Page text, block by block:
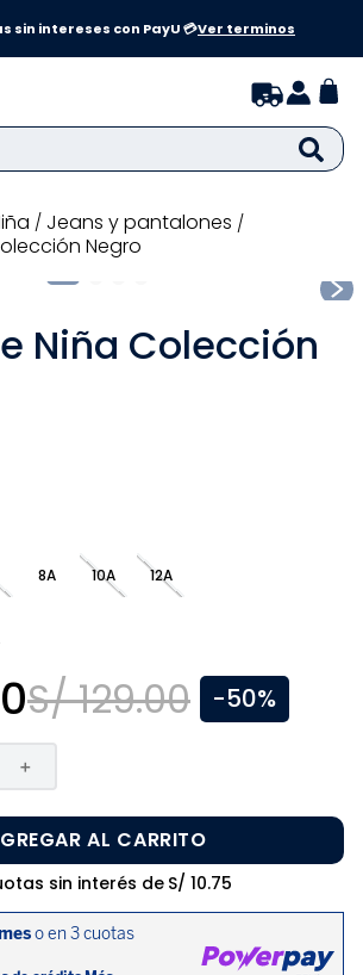
sin intereses con PayU 💳Ver terminos
niña
jeans y pantalones
Negro
Niña Colección
8A 10A 12A
S/ 129.00 -50%
＋
AL CARRITO
sin interés de S/ 10.75